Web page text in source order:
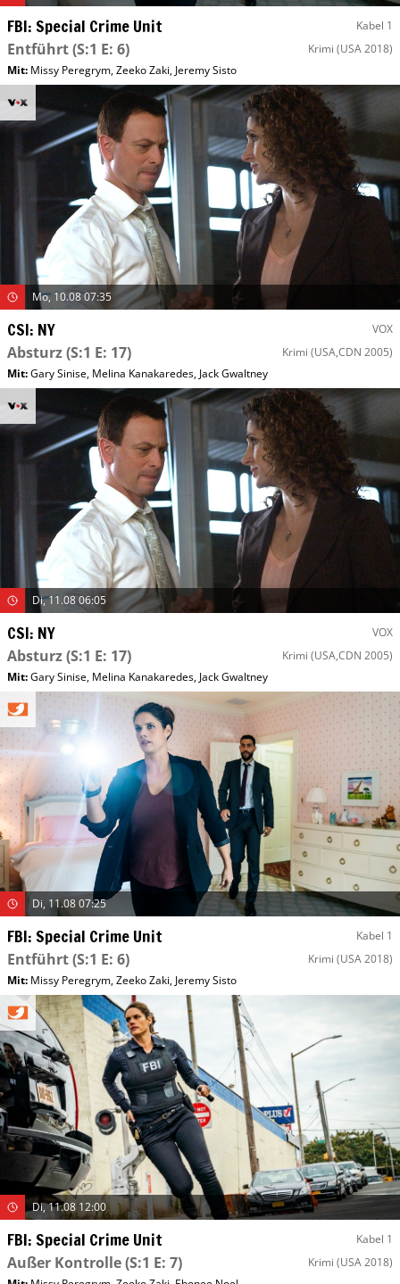
FBI: Special Crime Unit Kabel 1
Entführt(S:1 E: 6) Krimi (USA 2018)
Mit: Missy Peregrym,Zeeko Zaki, Jeremy Sisto
Mo, 10.08 07:35
CSI: NY VOX
Absturz(S:1 E: 17) Krimi (USA,CDN 2005)
Mit:Gary Sinise, Melina Kanakaredes, Jack Gwaltney
Di, 11.08 06:05
CSI: NY VOX
Absturz(S:1 E: 17) Krimi (USA,CDN 2005)
Mit:Gary Sinise, Melina Kanakaredes, Jack Gwaltney
Di, 11.08 07:25
FBI: Special Crime Unit Kabel 1
Entführt(S:1 E: 6) Krimi (USA 2018)
Mit: Missy Peregrym,Zeeko Zaki, Jeremy Sisto
Di, 11.08 12:00
FBI: Special Crime Unit Kabel 1
Außer Kontrolle(S:1 E: 7) Krimi (USA 2018)